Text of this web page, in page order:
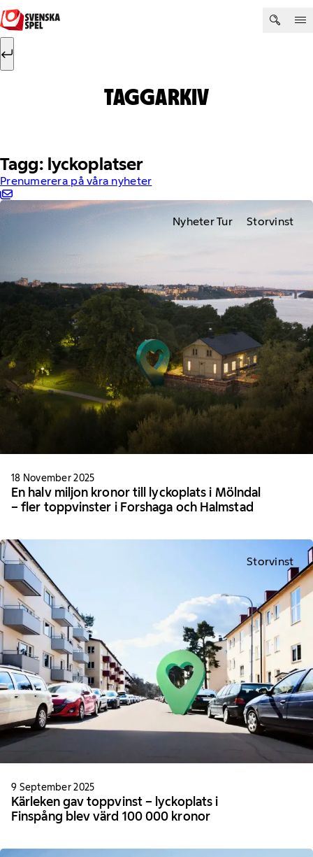
Hoppa till innehåll
Sök efter:
TAGGARKIV
Tagg: lyckoplatser
Prenumerera på våra nyheter
Nyheter Tur Storvinst
18 November 2025
En halv miljon kronor till lyckoplats i Mölndal
– fler toppvinster i Forshaga och Halmstad
Storvinst
9 September 2025
Kärleken gav toppvinst – lyckoplats i
Finspång blev värd 100 000 kronor